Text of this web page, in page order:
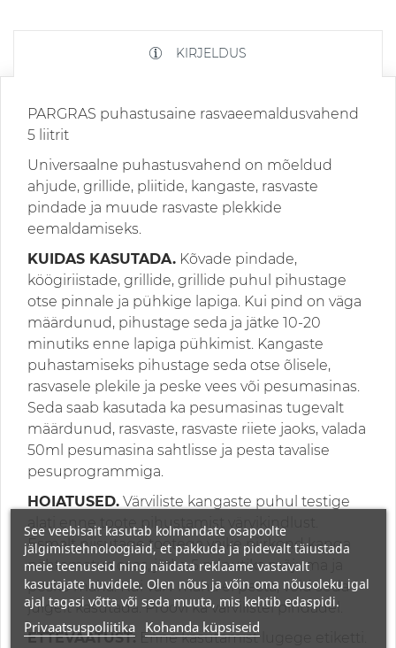
KIRJELDUS
PARGRAS puhastusaine rasvaeemaldusvahend
5 liitrit
Universaalne puhastusvahend on mõeldud
ahjude, grillide, pliitide, kangaste, rasvaste
pindade ja muude rasvaste plekkide
eemaldamiseks.
KUIDAS KASUTADA. Kõvade pindade,
köögiriistade, grillide, grillide puhul pihustage
otse pinnale ja pühkige lapiga. Kui pind on väga
määrdunud, pihustage seda ja jätke 10-20
minutiks enne lapiga pühkimist. Kangaste
puhastamiseks pihustage seda otse õlisele,
rasvasele plekile ja peske vees või pesumasinas.
Seda saab kasutada ka pesumasinas tugevalt
määrdunud, rasvaste, rasvaste riiete jaoks, valada
50ml pesumasina sahtlisse ja pesta tavalise
pesuprogrammiga.
HOIATUSED. Värviliste kangaste puhul testige
alati enne toote pihustamist värvikindlust.
Esmalt niisutage tootega väike piirkond kanga
nähtamatus osas, jätke 5 minutiks mõjuma ja
peske maha. Kui värv maha ei pesta, võid seda
julgelt kasutada. Proovi ka värvilistel pindadel.
ETTEVAATUST: Enne kasutamist lugege etiketti.
See veebisait kasutab kolmandate osapoolte
jälgimistehnoloogiaid, et pakkuda ja pidevalt täiustada
meie teenuseid ning näidata reklaame vastavalt
kasutajate huvidele. Olen nõus ja võin oma nõusoleku igal
ajal tagasi võtta või seda muuta, mis kehtib edaspidi.
Privaatsuspoliitika Kohanda küpsiseid